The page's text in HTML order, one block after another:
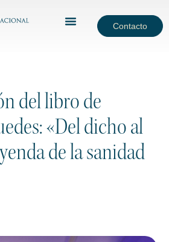
Contacto
del libro de
«Del dicho al
de la sanidad